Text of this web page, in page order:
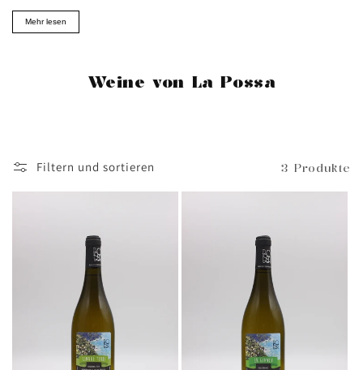
Mehr lesen
Weine von La Possa
Filtern und sortieren 3 Produkte